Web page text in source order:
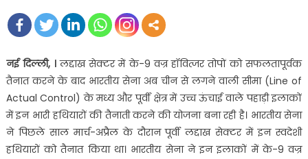
नई दिल्‍ली, ।लद्दाख सेक्टर में के-9 वज्र हॉवित्जर तोपों को सफलतापूर्वक
तैनात करने के बाद भारतीय सेना अब चीन से लगने वाली सीमा (Line of
Actual Control) के मध्य और पूर्वी क्षेत्र में उच्च ऊंचाई वाले पहाड़ी इलाकों
में इन भारी हथ‍ियारों की तैनाती करने की योजना बना रही है। भारतीय सेना
ने पिछले साल मार्च-अप्रैल के दौरान पूर्वी लद्दाख सेक्टर में इन स्‍वदेशी
हथियारों को तैनात किया था। भारतीय सेना ने इन इलाकों में के-9 वज्र